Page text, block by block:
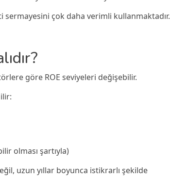
sermayesini çok daha verimli kullanmaktadır.
göre ROE seviyeleri değişebilir.
olması şartıyla)
uzun yıllar boyunca istikrarlı şekilde